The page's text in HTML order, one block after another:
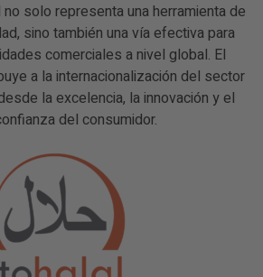
solo representa una herramienta de
sino también una vía efectiva para
comerciales a nivel global. El
a la internacionalización del sector
la excelencia, la innovación y el
del consumidor.